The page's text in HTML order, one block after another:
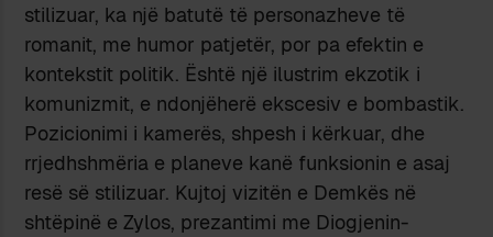
stilizuar, ka një batutë të personazheve të
romanit, me humor patjetër, por pa efektin e
kontekstit politik. Është një ilustrim ekzotik i
komunizmit, e ndonjëherë ekscesiv e bombastik.
Pozicionimi i kamerës, shpesh i kërkuar, dhe
rrjedhshmëria e planeve kanë funksionin e asaj
resë së stilizuar. Kujtoj vizitën e Demkës në
shtëpinë e Zylos, prezantimi me Diogjenin-